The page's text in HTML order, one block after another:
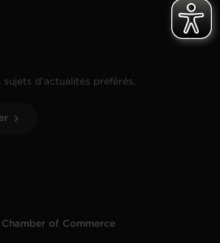
d’actualités préférés.
of Commerce